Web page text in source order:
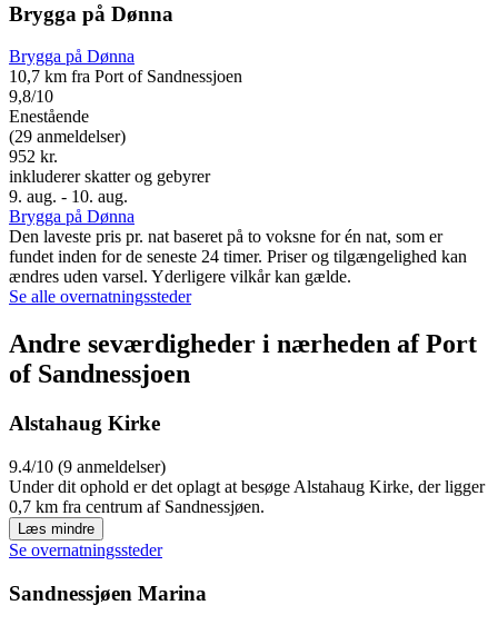
Brygga på Dønna
Brygga på Dønna
10,7 km fra Port of Sandnessjoen
9,8/10
Enestående
(29 anmeldelser)
952 kr.
inkluderer skatter og gebyrer
9. aug. - 10. aug.
Brygga på Dønna
Den laveste pris pr. nat baseret på to voksne for én nat, som er
fundet inden for de seneste 24 timer. Priser og tilgængelighed kan
ændres uden varsel. Yderligere vilkår kan gælde.
Se alle overnatningssteder
Andre seværdigheder i nærheden af Port
of Sandnessjoen
Alstahaug Kirke
9.4/10 (9 anmeldelser)
Under dit ophold er det oplagt at besøge Alstahaug Kirke, der ligger
0,7 km fra centrum af Sandnessjøen.
Læs mindre
Se overnatningssteder
Sandnessjøen Marina